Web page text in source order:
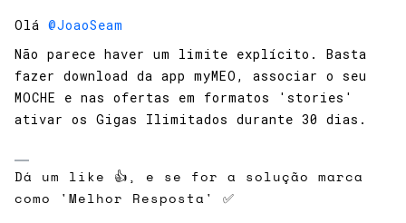
Olá ​ @JoaoSeam
Não parece haver um limite explícito. Basta
fazer download da app myMEO, associar o seu
MOCHE e nas ofertas em formatos 'stories'
ativar os Gigas Ilimitados durante 30 dias.
Dá um like 👍, e se for a solução marca
como 'Melhor Resposta' ✅